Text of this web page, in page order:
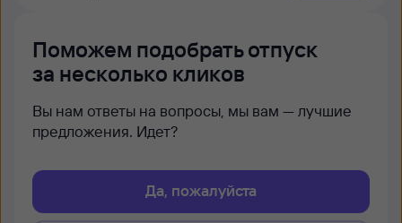
Поможем подобрать отпуск
за несколько кликов
Вы нам ответы на вопросы, мы вам — лучшие
предложения. Идет?
Да, пожалуйста